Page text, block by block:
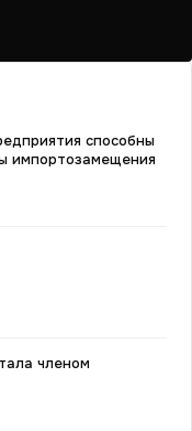
способны
импортозамещения
членом